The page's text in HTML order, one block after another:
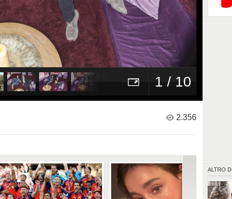
1 / 10
ALTRO DI
2.356